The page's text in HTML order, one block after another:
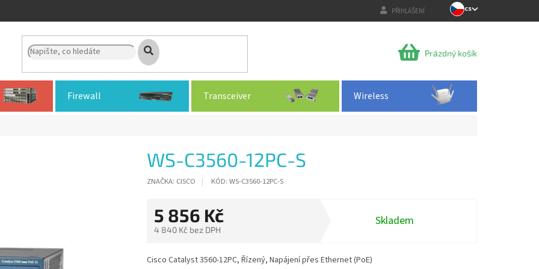
PŘIHLÁŠENÍ CS
NÁKUPNÍ
Prázdný košík
Firewall Transceiver Wireless
WS-C3560-12PC-S
ZNAČKA: CISCO KÓD: WS-C3560-12PC-S
5 856 Kč
4 840 Kč bez DPH
cena:
Skladem
Cisco Catalyst 3560-12PC, Řízený, Napájení přes Ethernet (PoE)